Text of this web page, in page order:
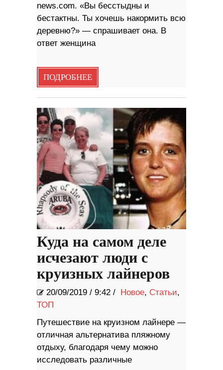
news.com. «Вы бесстыдны и
бестактны. Ты хочешь накормить всю
деревню?» — спрашивает она. В
ответ женщина
ПОДРОБНЕЕ
Куда на самом деле
исчезают люди с
круизных лайнеров
20/09/2019 / 9:42 / Новое, Статьи,
ТОП
Путешествие на круизном лайнере —
отличная альтернатива пляжному
отдыху, благодаря чему можно
исследовать различные